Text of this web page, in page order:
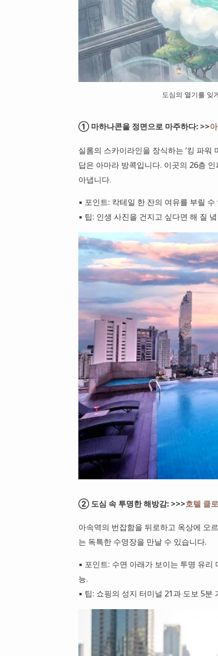
도심의 열기를 잊
① 마하나콘을 정면으로 마주하다: >>
실롬의 스카이라인을 장식하는 ‘킹 파워
답은 아마라 방콕입니다. 이곳의 26층
아냅니다.
▪ 포인트: 칵테일 한 잔의 여유를 부릴
▪ 팁: 인생 사진을 건지고 싶다면 해 질
② 도심 속 투명한 해방감: >>>호텔 클
아속역의 번잡함을 뒤로하고 옥상에 오
는 독특한 수영장을 만날 수 있습니다.
▪ 포인트: 수면 아래가 보이는 투명 유
능.
▪ 팁: 쇼핑의 성지 터미널 21과 도보 5